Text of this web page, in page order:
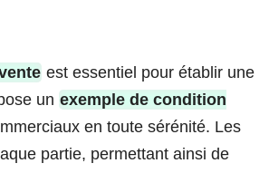
est essentiel pour établir une
un exemple de condition
en toute sérénité. Les
partie, permettant ainsi de